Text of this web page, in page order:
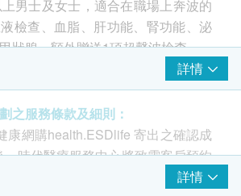
(只限女士) 重點項目
適合有性經驗的女性檢查)
定量測試 (鼻咽癌)
糞便DNA檢測 (23種)
統顯微鏡更靈敏準確，能偵測微量寄生蟲並
時可篩查腸道病毒與幽門螺旋桿菌，確保治
男士及女士，適合在職場上奔波的
檢查、血脂、肝功能、腎功能、泌
狀腺、額外贈送1項超聲波檢查。
項超聲波檢查 (5選1): 前列腺 或 乳房
、膀胱）或 甲狀腺 或 頸動脈
查、血脂、肝功能、腎功能、泌尿
腺、額外贈送1項超聲波檢查。
詳情
之服務條款及細則：
康網購health.ESDlife 寄出之確認成
時代醫療服務中心將致電客戶預約
及地點。
詳情